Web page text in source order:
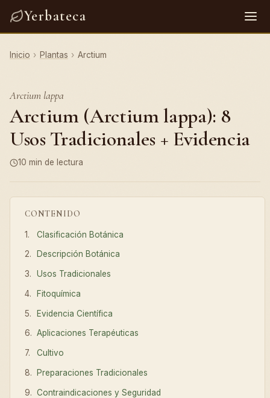
Yerbateca
Inicio › Plantas › Arctium
Arctium lappa
Arctium (Arctium lappa): 8
Usos Tradicionales + Evidencia
10 min de lectura
CONTENIDO
Clasificación Botánica
Descripción Botánica
Usos Tradicionales
Fitoquímica
Evidencia Científica
Aplicaciones Terapéuticas
Cultivo
Preparaciones Tradicionales
Contraindicaciones y Seguridad